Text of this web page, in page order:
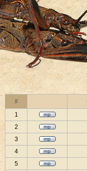
#
1
2
3
4
5